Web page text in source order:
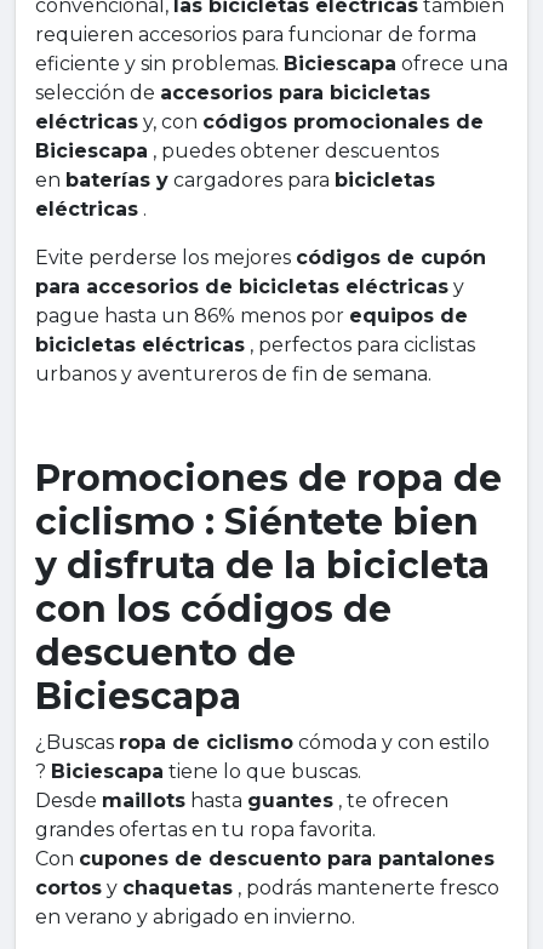
convencional, las bicicletas eléctricas también
requieren accesorios para funcionar de forma
eficiente y sin problemas. Biciescapa ofrece una
selección de accesorios para bicicletas
eléctricas y, con códigos promocionales de
Biciescapa , puedes obtener descuentos
en baterías y cargadores para bicicletas
eléctricas .
Evite perderse los mejores códigos de cupón
para accesorios de bicicletas eléctricas y
pague hasta un 86% menos por equipos de
bicicletas eléctricas , perfectos para ciclistas
urbanos y aventureros de fin de semana.
Promociones de ropa de
ciclismo : Siéntete bien
y disfruta de la bicicleta
con los códigos de
descuento de
Biciescapa
¿Buscas ropa de ciclismo cómoda y con estilo
? Biciescapa tiene lo que buscas.
Desde maillots hasta guantes , te ofrecen
grandes ofertas en tu ropa favorita.
Con cupones de descuento para pantalones
cortos y chaquetas , podrás mantenerte fresco
en verano y abrigado en invierno.